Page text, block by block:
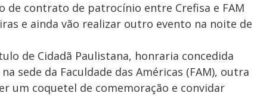
de contrato de patrocínio entre Crefisa e FAM
e ainda vão realizar outro evento na noite de
de Cidadã Paulistana, honraria concedida
sede da Faculdade das Américas (FAM), outra
um coquetel de comemoração e convidar